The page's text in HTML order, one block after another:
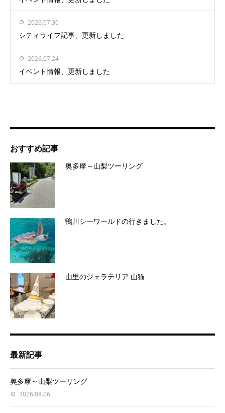
2026.07.30
シティライフ記事、更新しました
2026.07.24
イベント情報、更新しました
おすすめ記事
奥多摩～山梨ツーリング
鴨川シーワールドの行きました。
山里のジェラテリア 山猫
最新記事
奥多摩～山梨ツーリング
2026.08.06